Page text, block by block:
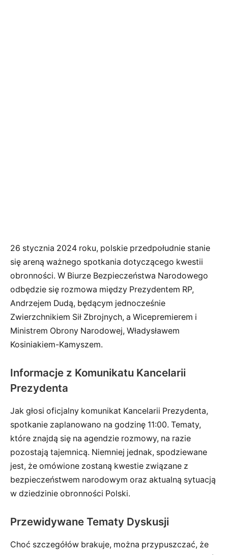
26 stycznia 2024 roku, polskie przedpołudnie stanie
się areną ważnego spotkania dotyczącego kwestii
obronności. W Biurze Bezpieczeństwa Narodowego
odbędzie się rozmowa między Prezydentem RP,
Andrzejem Dudą, będącym jednocześnie
Zwierzchnikiem Sił Zbrojnych, a Wicepremierem i
Ministrem Obrony Narodowej, Władysławem
Kosiniakiem-Kamyszem.
Informacje z Komunikatu Kancelarii
Prezydenta
Jak głosi oficjalny komunikat Kancelarii Prezydenta,
spotkanie zaplanowano na godzinę 11:00. Tematy,
które znajdą się na agendzie rozmowy, na razie
pozostają tajemnicą. Niemniej jednak, spodziewane
jest, że omówione zostaną kwestie związane z
bezpieczeństwem narodowym oraz aktualną sytuacją
w dziedzinie obronności Polski.
Przewidywane Tematy Dyskusji
Choć szczegółów brakuje, można przypuszczać, że